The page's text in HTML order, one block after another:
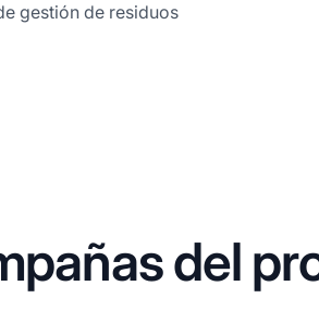
gestión de residuos
del